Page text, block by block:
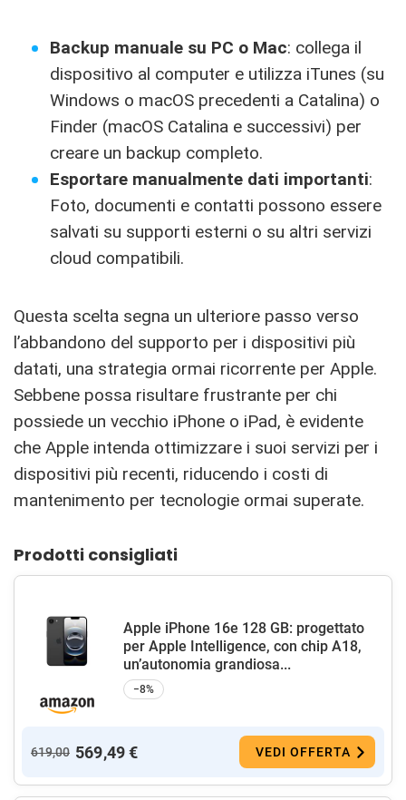
Backup manuale su PC o Mac: collega il
dispositivo al computer e utilizza iTunes (su
Windows o macOS precedenti a Catalina) o
Finder (macOS Catalina e successivi) per
creare un backup completo.
Esportare manualmente dati importanti:
Foto, documenti e contatti possono essere
salvati su supporti esterni o su altri servizi
cloud compatibili.
Questa scelta segna un ulteriore passo verso
l’abbandono del supporto per i dispositivi più
datati, una strategia ormai ricorrente per Apple.
Sebbene possa risultare frustrante per chi
possiede un vecchio iPhone o iPad, è evidente
che Apple intenda ottimizzare i suoi servizi per i
dispositivi più recenti, riducendo i costi di
mantenimento per tecnologie ormai superate.
Prodotti consigliati
Apple iPhone 16e 128 GB: progettato
per Apple Intelligence, con chip A18,
un’autonomia grandiosa...
−8%
619,00 569,49 € VEDI OFFERTA